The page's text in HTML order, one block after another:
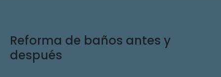
Reforma de baños antes y
después